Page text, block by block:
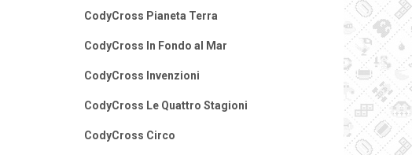
CodyCross Pianeta Terra
CodyCross In Fondo al Mar
CodyCross Invenzioni
CodyCross Le Quattro Stagioni
CodyCross Circo